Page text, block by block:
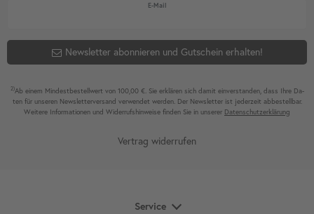
E-MailNewsletter Honig
Newsletter abonnieren und Gutschein erhalten!
2)Ab einem Mindest­bestell­wert von 100,00 €. Sie erklären sich damit ein­ver­standen, dass Ihre Da­
ten für unseren News­letter­versand ver­wen­det werden. Der News­letter ist jeder­zeit ab­bestel­lbar.
Weitere Infor­mationen und Wider­rufshin­weise finden Sie in unserer Daten­schutz­erklärung
Vertrag widerrufen
Service